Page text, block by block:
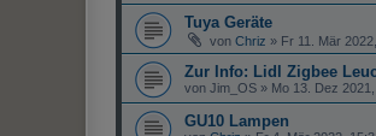
Tuya Geräte
von Chriz » Fr 11. Mär
Zur Info: Lidl Zigbee
von Jim_OS » Mo 13. Dez
GU10 Lampen